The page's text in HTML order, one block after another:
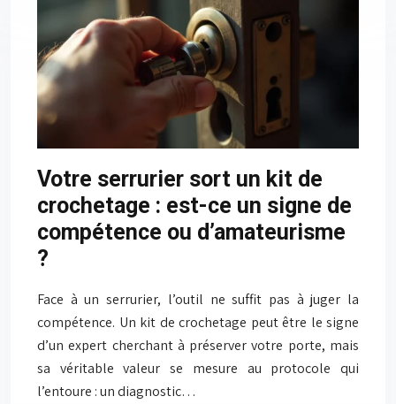
Votre serrurier sort un kit de
crochetage : est-ce un signe de
compétence ou d’amateurisme
?
Face à un serrurier, l’outil ne suffit pas à juger la
compétence. Un kit de crochetage peut être le signe
d’un expert cherchant à préserver votre porte, mais
sa véritable valeur se mesure au protocole qui
l’entoure : un diagnostic…